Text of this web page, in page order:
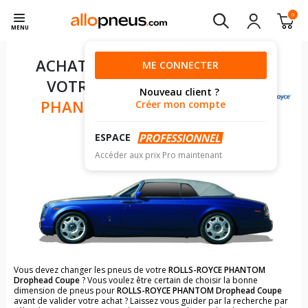
MENU
0
ME CONNECTER
Nouveau client ?
Créer mon compte
ESPACE
Accéder aux prix Pro maintenant
ACHAT DE PNEUS POUR
VOTREROLLS-ROYCE
PHANTOM DROPHEAD
COUPE
Vous devez changer les pneus de votre ROLLS-ROYCE PHANTOM
Drophead Coupe? Vous voulez être certain de choisir la bonne
dimension de pneus pourROLLS-ROYCE PHANTOM Drophead Coupe
avant de valider votre achat ? Laissez vous guider par la recherche par